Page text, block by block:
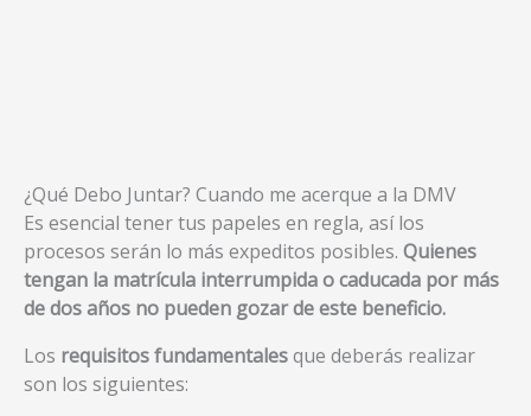
¿Qué Debo Juntar? Cuando me acerque a la DMV
Es esencial tener tus papeles en regla, así los
procesos serán lo más expeditos posibles. Quienes
tengan la matrícula interrumpida o caducada por más
de dos años no pueden gozar de este beneficio.
Los requisitos fundamentalesque deberás realizar
son los siguientes: